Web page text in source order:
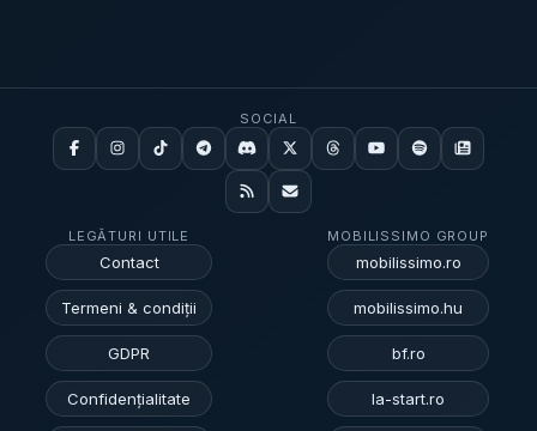
LEGĂTURI UTILE
Contact
Termeni & condiții
GDPR
Confidențialitate
SOCIAL
MOBILISSIMO GROUP
mobilissimo.ro
mobilissimo.hu
bf.ro
la-start.ro